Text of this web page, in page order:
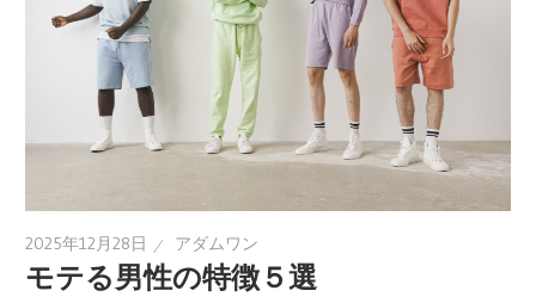
2025年12月28日 アダムワン
モテる男性の特徴５選